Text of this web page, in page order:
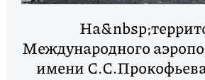
Международного
имени